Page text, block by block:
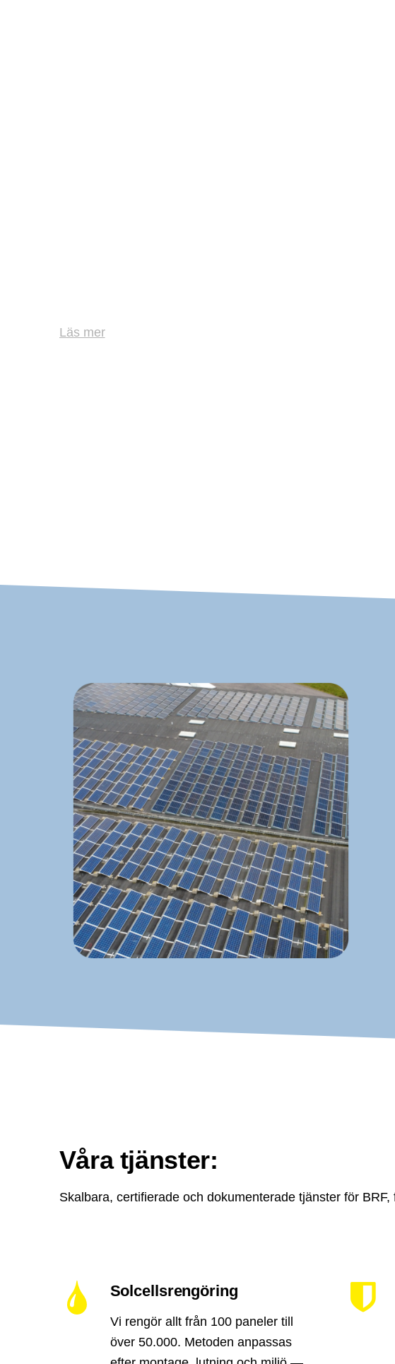
Läs mer
Våra tjänster:
Skalbara, certifierade och dokumenterade tjänster för
Solcellsrengöring
Vi rengör allt från 100 paneler till
över 50.000. Metoden anpassas